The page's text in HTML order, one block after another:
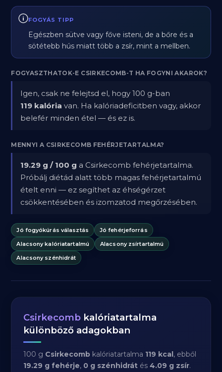
FOGYÁS TIPP
Egészben sütve vagy főve isteni, de a bőre és a
sötétebb hús miatt több a zsír, mint a mellben.
FOGYASZTHATOK-E CSIRKECOMB-T HA FOGYNI AKAROK?
Igen, csak ne felejtsd el, hogy 100 g-ban
119 kalória van. Ha kalóriadeficitben vagy, akkor
belefér minden étel — és ez is.
MENNYI A CSIRKECOMB FEHÉRJETARTALMA?
19.29 g / 100 g a Csirkecomb fehérjetartalma.
Próbálj diétád alatt több magas fehérjetartalmú
ételt enni — ez segíthet az éhségérzet
csökkentésében és izomzatod megőrzésében.
Jó fogyókúrás választás
Jó fehérjeforrás
Alacsony kalóriatartalmú
Alacsony zsírtartalmú
Alacsony szénhidrát
Csirkecomb kalóriatartalma
különböző adagokban
100 g Csirkecomb kalóriatartalma 119 kcal, ebből
19.29 g fehérje, 0 g szénhidrát és4.09 g zsír.